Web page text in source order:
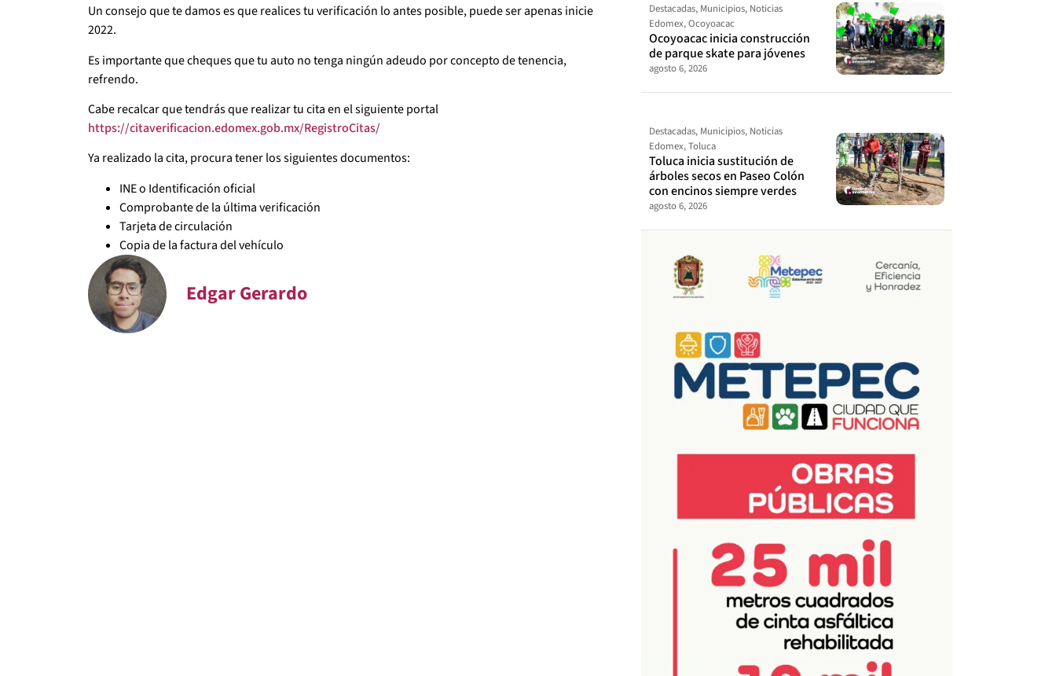
Un consejo que te damos es que realices tu verificación lo antes posible, puede ser apenas inicie
2022.
Es importante que cheques que tu auto no tenga ningún adeudo por concepto de tenencia,
refrendo.
Cabe recalcar que tendrás que realizar tu cita en el siguiente portal
https://citaverificacion.edomex.gob.mx/RegistroCitas/
Ya realizado la cita, procura tener los siguientes documentos:
INE o Identificación oficial
Comprobante de la última verificación
Tarjeta de circulación
Copia de la factura del vehículo
Edgar Gerardo
Destacadas, Municipios, Noticias
Edomex,Ocoyoacac
Ocoyoacac inicia construcción
de parque skate para jóvenes
agosto 6, 2026
Destacadas, Municipios, Noticias
Edomex,Toluca
Toluca inicia sustitución de
árboles secos en Paseo Colón
con encinos siempre verdes
agosto 6, 2026